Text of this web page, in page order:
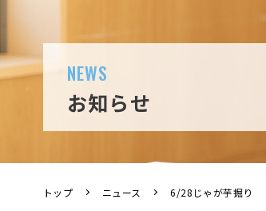
NEWS
お知らせ
トップ ニュース 6/28じゃが芋掘り